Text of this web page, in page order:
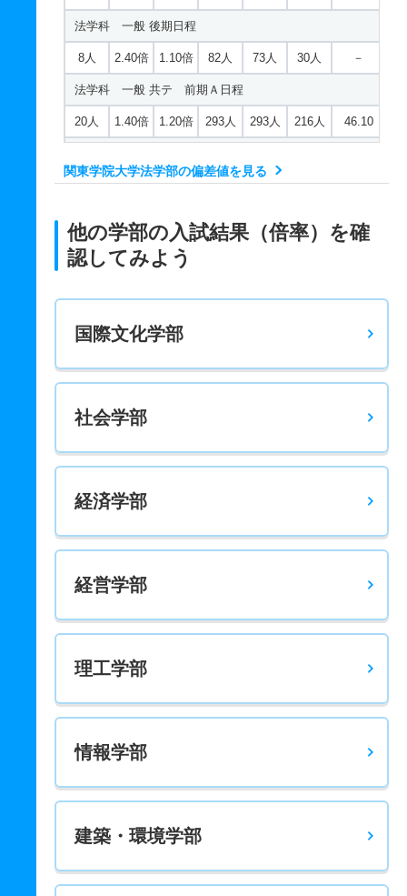
法学科 一般 後期日程
8人 2.40倍 1.10倍 82人 73人 30人 －
法学科 一般 共テ 前期Ａ日程
20人 1.40倍 1.20倍 293人 293人 216人 46.10
4人 1.20倍 1.30倍 20人 20人 17人 50.50
4人 1.30倍 1.20倍
法学科 一般 ニ 後期日程
4人 2.50倍 1.10倍 33人 33人 13人 －
法学科 一般 ニ 後期日程５科目スカラ
地域創生学科 一般 前期Ａ日程全学部統一
6人 1.80倍 41.10
地域創生学科 一般 前期Ａ日程３科目型
4人 － － 4人 2人 0人 33.20
地域創生学科 一般 後期日程
9人 1.60倍 44.70
地域創生学科 一般 共テ 前期Ｂ日程
2人 1.40倍 1.30倍 38人 35人 25人 43.60
関東学院大学法学部の偏差値を見る
他の学部の入試結果（倍率）を確
認してみよう
国際文化学部
社会学部
経済学部
経営学部
理工学部
情報学部
建築・環境学部